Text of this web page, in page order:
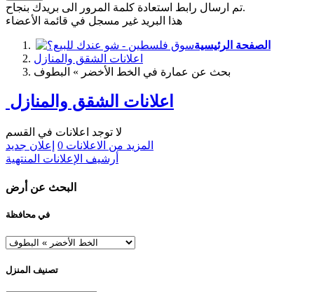
تم ارسال رابط استعادة كلمة المرور الى بريدك بنجاح.
هذا البريد غير مسجل في قائمة الأعضاء
الصفحة الرئيسية
اعلانات الشقق والمنازل
بحث عن عمارة في الخط الأخضر » البطوف
اعلانات الشقق والمنازل
لا توجد اعلانات في القسم
المزيد من الاعلانات 0 إعلان جديد
أرشيف الإعلانات المنتهية
البحث عن أرض
في محافظة
تصنيف المنزل